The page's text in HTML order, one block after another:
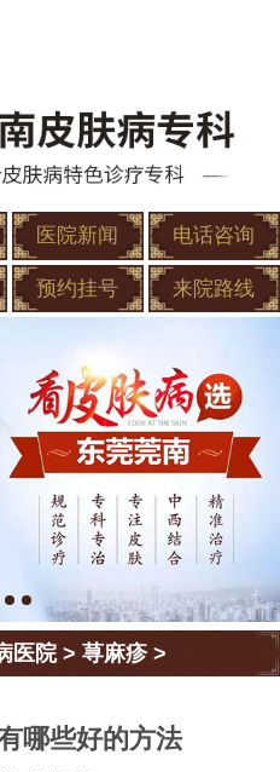
医院新闻 电话咨询
预约挂号 来院路线
医院>荨麻疹>
哪些好的方法